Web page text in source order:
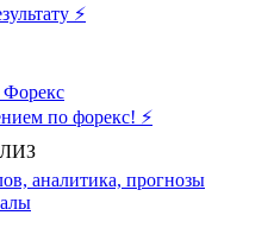
⚡️
по форекс! ⚡
аналитика, прогнозы